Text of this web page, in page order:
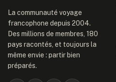
La communauté voyage
francophone depuis 2004.
Des millions de membres, 180
pays racontés, et toujours la
même envie : partir bien
préparés.